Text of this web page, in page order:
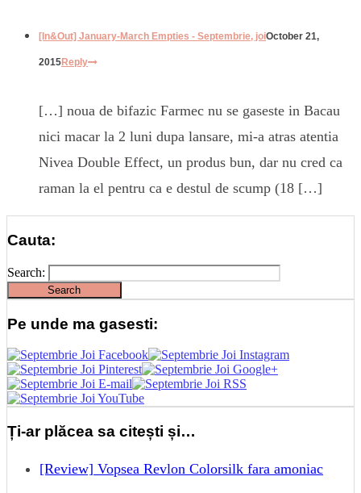
[In&Out] January-March Empties - Septembrie, joiOctober 21,
2015Reply
[…] noua de bifazic Farmec nu se gaseste in Bacau
nici macar la 2 luni dupa lansare, mi-a atras atentia
Nivea Double Effect, un produs bun, dar nu cred ca
raman la el pentru ca e destul de scump (18 […]
Cauta:
Search:
Pe unde ma gasesti:
Ți-ar plăcea sa citești și…
[Review] Vopsea Revlon Colorsilk fara amoniac